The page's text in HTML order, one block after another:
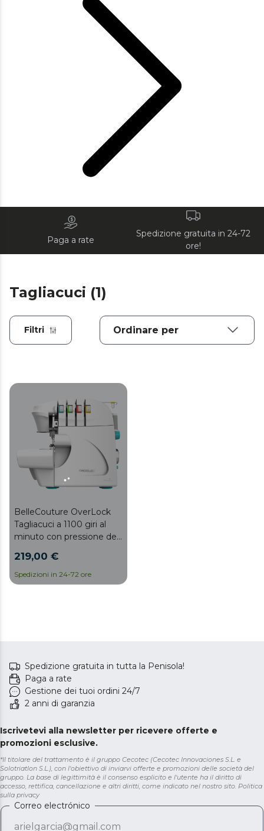
Paga a rate
Spedizione gratuita in 24-72
ore!
Tagliacuci (1)
Filtri
BelleCouture OverLock
Tagliacuci a 1100 giri al
minuto con pressione del
accessori.
219,00 €
Spedizioni in 24-72 ore
Spedizione gratuita in tutta la Penisola!
Paga a rate
Gestione dei tuoi ordini 24/7
2 anni di garanzia
Iscrivetevi alla newsletter per ricevere offerte e
promozioni esclusive.
*Il titolare del trattamento è il gruppo Cecotec (Cecotec Innovaciones S.L. e
Solotriatlon S.L.), con l'obiettivo di inviarvi offerte e promozioni delle società del
gruppo. La base di legittimità è il consenso esplicito e l'utente ha il diritto di
accesso, rettifica, cancellazione e altri diritti, come indicato nel nostro sito. Politica
sulla privacy
Correo electrónico